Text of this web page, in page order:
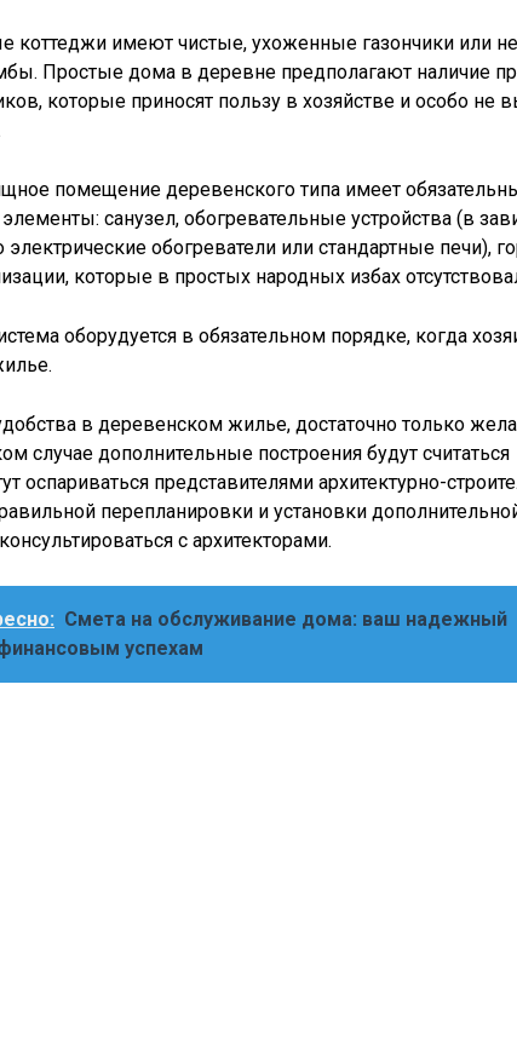
коттеджи имеют чистые, ухоженные газончики или
Простые дома в деревне предполагают наличие
которые приносят пользу в хозяйстве и особо не
помещение деревенского типа имеет
санузел, обогревательные устройства (в
электрические обогреватели или стандартные печи),
которые в простых народных избах
оборудуется в обязательном порядке, когда
в деревенском жилье, достаточно только
случае дополнительные построения будут считаться
оспариваться представителями архитектурно-
перепланировки и установки
с архитекторами.
Смета на обслуживание дома: ваш надежный
успехам